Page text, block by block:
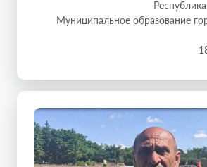
Муниципальное образование